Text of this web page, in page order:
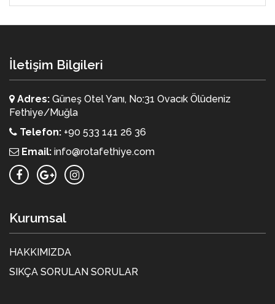
İletişim Bilgileri
Adres: Güneş Otel Yanı, No:31 Ovacık Ölüdeniz
Fethiye/Muğla
Telefon: +90 533 141 26 36
Email: info@rotafethiye.com
Kurumsal
HAKKIMIZDA
SIKÇA SORULAN SORULAR